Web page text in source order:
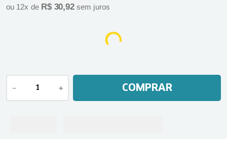
ou 12x de R$ 30,92 sem juros
＋
－ COMPRAR